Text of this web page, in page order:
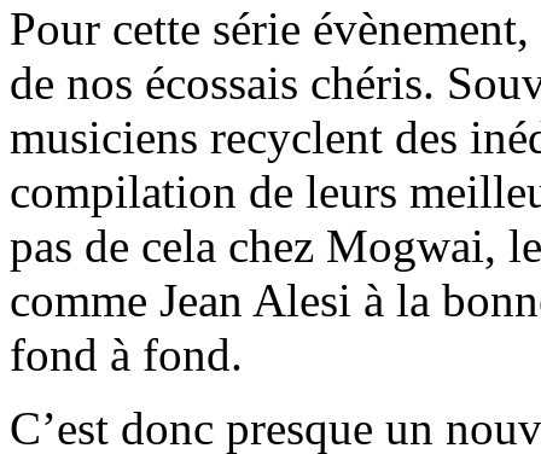
Pour cette série
de nos écossais chéris.
musiciens recyclent des
compilation de leurs
pas de cela chez Mogwai,
comme Jean Alesi à la
fond à fond.
C’est donc presque un